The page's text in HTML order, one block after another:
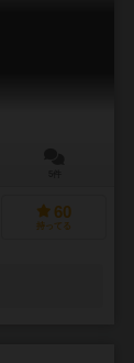
60
持ってる